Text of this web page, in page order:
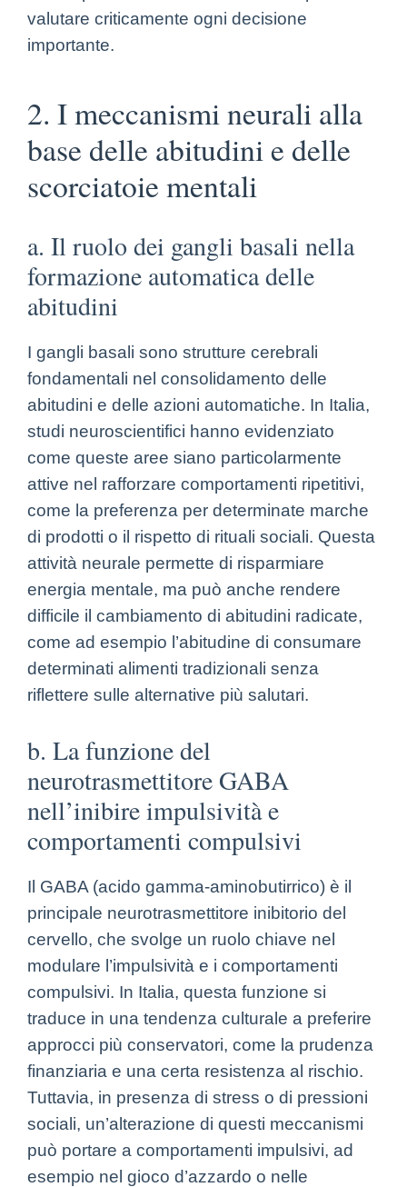
valutare criticamente ogni decisione
importante.
2. I meccanismi neurali alla
base delle abitudini e delle
scorciatoie mentali
a. Il ruolo dei gangli basali nella
formazione automatica delle
abitudini
I gangli basali sono strutture cerebrali
fondamentali nel consolidamento delle
abitudini e delle azioni automatiche. In Italia,
studi neuroscientifici hanno evidenziato
come queste aree siano particolarmente
attive nel rafforzare comportamenti ripetitivi,
come la preferenza per determinate marche
di prodotti o il rispetto di rituali sociali. Questa
attività neurale permette di risparmiare
energia mentale, ma può anche rendere
difficile il cambiamento di abitudini radicate,
come ad esempio l’abitudine di consumare
determinati alimenti tradizionali senza
riflettere sulle alternative più salutari.
b. La funzione del
neurotrasmettitore GABA
nell’inibire impulsività e
comportamenti compulsivi
Il GABA (acido gamma-aminobutirrico) è il
principale neurotrasmettitore inibitorio del
cervello, che svolge un ruolo chiave nel
modulare l’impulsività e i comportamenti
compulsivi. In Italia, questa funzione si
traduce in una tendenza culturale a preferire
approcci più conservatori, come la prudenza
finanziaria e una certa resistenza al rischio.
Tuttavia, in presenza di stress o di pressioni
sociali, un’alterazione di questi meccanismi
può portare a comportamenti impulsivi, ad
esempio nel gioco d’azzardo o nelle